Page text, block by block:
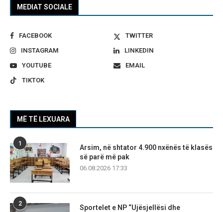
MEDIAT SOCIALE
FACEBOOK
TWITTER
INSTAGRAM
LINKEDIN
YOUTUBE
EMAIL
TIKTOK
MË TË LEXUARA
1
Arsim, në shtator 4.900 nxënës të klasës
së parë më pak
06.08.2026 17:33
2
Sportelet e NP “Ujësjellësi dhe